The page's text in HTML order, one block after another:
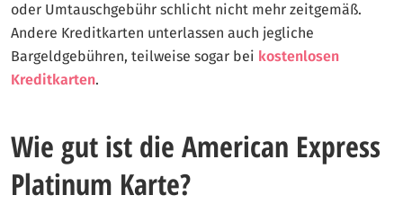
oder Umtauschgebühr schlicht nicht mehr zeitgemäß.
Andere Kreditkarten unterlassen auch jegliche
Bargeldgebühren, teilweise sogar bei kostenlosen
Kreditkarten.
Wie gut ist die American Express
Platinum Karte?